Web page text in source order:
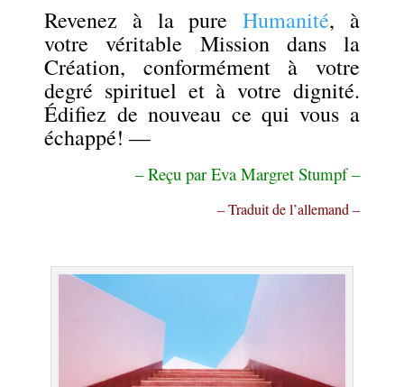
Revenez à la pure Humanité, à
votre véritable Mission dans la
Création, conformément à votre
degré spirituel et à votre dignité.
Édifiez de nouveau ce qui vous a
échappé! —
– Reçu par Eva Margret Stumpf –
– Traduit de l’allemand –